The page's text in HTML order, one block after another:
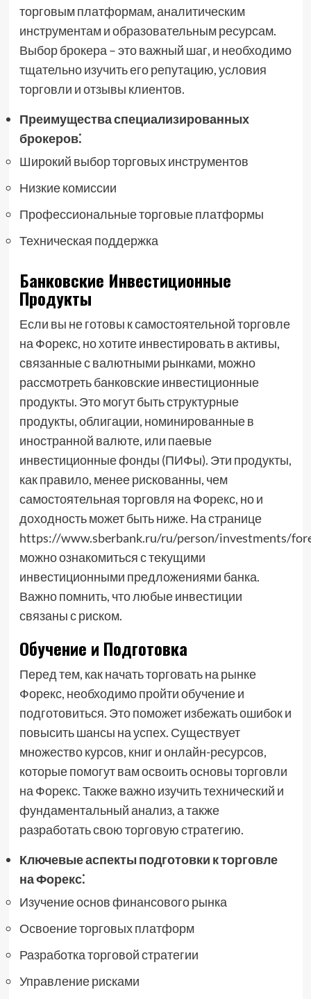
торговым платформам, аналитическим
инструментам и образовательным ресурсам.
Выбор брокера – это важный шаг, и необходимо
тщательно изучить его репутацию, условия
торговли и отзывы клиентов.
Преимущества специализированных
брокеров⁚
Широкий выбор торговых инструментов
Низкие комиссии
Профессиональные торговые платформы
Техническая поддержка
Банковские Инвестиционные
Продукты
Если вы не готовы к самостоятельной торговле
на Форекс, но хотите инвестировать в активы,
связанные с валютными рынками, можно
рассмотреть банковские инвестиционные
продукты. Это могут быть структурные
продукты, облигации, номинированные в
иностранной валюте, или паевые
инвестиционные фонды (ПИФы). Эти продукты,
как правило, менее рискованны, чем
самостоятельная торговля на Форекс, но и
доходность может быть ниже. На странице
https://www.sberbank.ru/ru/person/investments/
можно ознакомиться с текущими
инвестиционными предложениями банка.
Важно помнить, что любые инвестиции
связаны с риском.
Обучение и Подготовка
Перед тем, как начать торговать на рынке
Форекс, необходимо пройти обучение и
подготовиться. Это поможет избежать ошибок и
повысить шансы на успех. Существует
множество курсов, книг и онлайн-ресурсов,
которые помогут вам освоить основы торговли
на Форекс. Также важно изучить технический и
фундаментальный анализ, а также
разработать свою торговую стратегию.
Ключевые аспекты подготовки к торговле
на Форекс⁚
Изучение основ финансового рынка
Освоение торговых платформ
Разработка торговой стратегии
Управление рисками